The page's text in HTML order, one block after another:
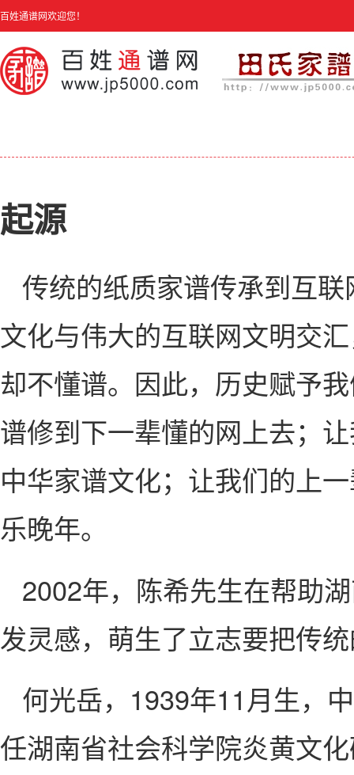
百姓通谱网欢迎您！
起源
传统的纸质家谱传承到互
文化与伟大的互联网文明交
却不懂谱。因此，历史赋予
谱修到下一辈懂的网上去；
中华家谱文化；让我们的上
乐晚年。
2002年，陈希先生在帮助
发灵感，萌生了立志要把传
何光岳，1939年11月生，
任湖南省社会科学院炎黄文